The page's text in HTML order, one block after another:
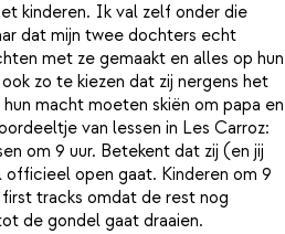
kinderen. Ik val zelf onder die
dat mijn twee dochters echt
met ze gemaakt en alles op hun
zo te kiezen dat zij nergens het
macht moeten skiën om papa en
van lessen in Les Carroz:
om 9 uur. Betekent dat zij (en jij
open gaat. Kinderen om 9
tracks omdat de rest nog
de gondel gaat draaien.